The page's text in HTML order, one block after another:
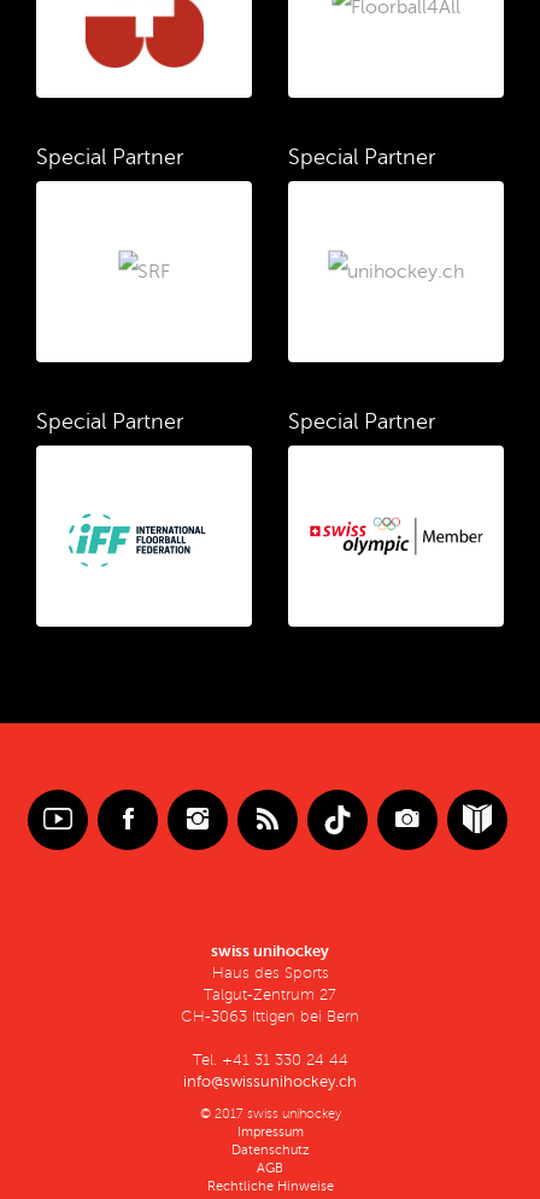
Special Partner Special Partner
Special Partner Special Partner
swiss unihockey
Haus des Sports
Talgut-Zentrum 27
CH-3063 Ittigen bei Bern
Tel. +41 31 330 24 44
info@swissunihockey.ch
© 2017 swiss unihockey
Impressum
Datenschutz
AGB
Rechtliche Hinweise